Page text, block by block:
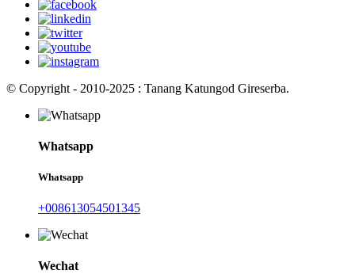
© Copyright - 2010-2025 : Tanang Katungod Gireserba.
Whatsapp
Whatsapp
+008613054501345
Wechat